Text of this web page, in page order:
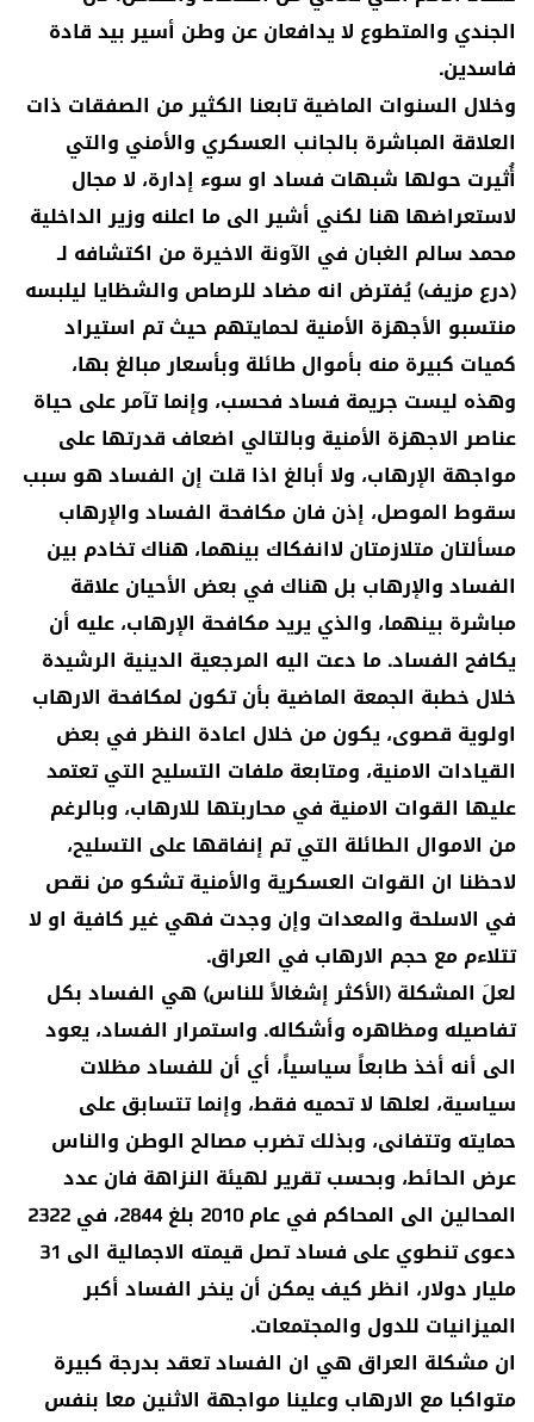
الجندي والمتطوع لا يدافعان عن وطن أسير بيد قادة
فاسدين.
وخلال السنوات الماضية تابعنا الكثير من الصفقات ذات
العلاقة المباشرة بالجانب العسكري والأمني والتي
أُثيرت حولها شبهات فساد او سوء إدارة، لا مجال
لاستعراضها هنا لكني أشير الى ما اعلنه وزير الداخلية
محمد سالم الغبان في الآونة الاخيرة من اكتشافه لـ
(درع مزيف) يُفترض انه مضاد للرصاص والشظايا ليلبسه
منتسبو الأجهزة الأمنية لحمايتهم حيث تم استيراد
كميات كبيرة منه بأموال طائلة وبأسعار مبالغ بها،
وهذه ليست جريمة فساد فحسب، وإنما تآمر على حياة
عناصر الاجهزة الأمنية وبالتالي اضعاف قدرتها على
مواجهة الإرهاب، ولا أبالغ اذا قلت إن الفساد هو سبب
سقوط الموصل، إذن فان مكافحة الفساد والإرهاب
مسألتان متلازمتان لاانفكاك بينهما، هناك تخادم بين
الفساد والإرهاب بل هناك في بعض الأحيان علاقة
مباشرة بينهما، والذي يريد مكافحة الإرهاب، عليه أن
يكافح الفساد. ما دعت اليه المرجعية الدينية الرشيدة
خلال خطبة الجمعة الماضية بأن تكون لمكافحة الارهاب
اولوية قصوى، يكون من خلال اعادة النظر في بعض
القيادات الامنية، ومتابعة ملفات التسليح التي تعتمد
عليها القوات الامنية في محاربتها للارهاب، وبالرغم
من الاموال الطائلة التي تم إنفاقها على التسليح،
لاحظنا ان القوات العسكرية والأمنية تشكو من نقص
في الاسلحة والمعدات وإن وجدت فهي غير كافية او لا
تتلاءم مع حجم الارهاب في العراق.
لعلَ المشكلة (الأكثر إشغالاً للناس) هي الفساد بكل
تفاصيله ومظاهره وأشكاله. واستمرار الفساد، يعود
الى أنه أخذ طابعاً سياسياً، أي أن للفساد مظلات
سياسية، لعلها لا تحميه فقط، وإنما تتسابق على
حمايته وتتفانى، وبذلك تضرب مصالح الوطن والناس
عرض الحائط، وبحسب تقرير لهيئة النزاهة فان عدد
المحالين الى المحاكم في عام 2010 بلغ 2844، في 2322
دعوى تنطوي على فساد تصل قيمته الاجمالية الى 31
مليار دولار، انظر كيف يمكن أن ينخر الفساد أكبر
الميزانيات للدول والمجتمعات.
ان مشكلة العراق هي ان الفساد تعقد بدرجة كبيرة
متواكبا مع الارهاب وعلينا مواجهة الاثنين معا بنفس